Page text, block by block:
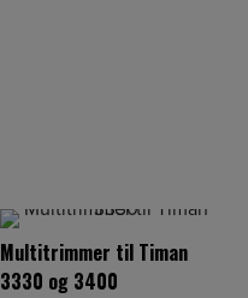
Multitrimmer til Timan
3330 og 3400